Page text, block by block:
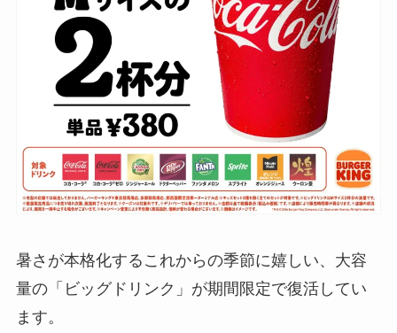
暑さが本格化するこれからの季節に嬉しい、大容
量の「ビッグドリンク」が期間限定で復活してい
ます。